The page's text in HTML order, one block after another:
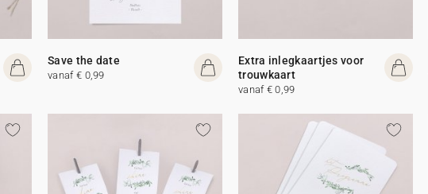
Save the date
vanaf € 0,99
Extra inlegkaartjes voor
trouwkaart
vanaf € 0,99